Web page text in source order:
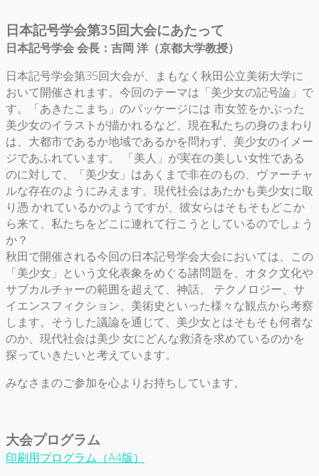
日本記号学会第35回大会にあたって
日本記号学会 会長：吉岡 洋（京都大学教授）
日本記号学会第35回大会が、まもなく秋田公立美術大学に
おいて開催されます。今回のテーマは「美少女の記号論」で
す。「あきたこまち」のパッケージには 市女笠をかぶった
美少女のイラストが描かれるなど、現在私たちの身のまわり
は、大都市であるか地域であるかを問わず、美少女のイメー
ジであふれています。 「美人」が実在の美しい女性である
のに対して、「美少女」はあくまで非在のもの、ヴァーチャ
ルな存在のようにみえます。現代社会はあたかも美少女に取
り憑 かれているかのようですが、彼女らはそもそもどこか
ら来て、私たちをどこに連れて行こうとしているのでしょう
か？
秋田で開催される今回の日本記号学会大会においては、この
「美少女」という文化表象をめぐる諸問題を、オタク文化や
サブカルチャーの範囲を超えて、神話、 テクノロジー、サ
イエンスフィクション、美術史といった様々な観点から考察
します。そうした議論を通じて、美少女とはそもそも何者な
のか、現代社会は美少 女にどんな救済を求めているのかを
探っていきたいと考えています。
みなさまのご参加を心よりお持ちしています。
大会プログラム
印刷用プログラム（A4版）